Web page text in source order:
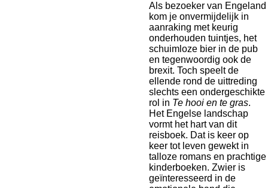
Als bezoeker van Engeland
kom je onvermijdelijk in
aanraking met keurig
onderhouden tuintjes, het
schuimloze bier in de pub
en tegenwoordig ook de
brexit. Toch speelt de
ellende rond de uittreding
slechts een ondergeschikte
rol in Te hooi en te gras.
Het Engelse landschap
vormt het hart van dit
reisboek. Dat is keer op
keer tot leven gewekt in
talloze romans en prachtige
kinderboeken. Zwier is
geïnteresseerd in de